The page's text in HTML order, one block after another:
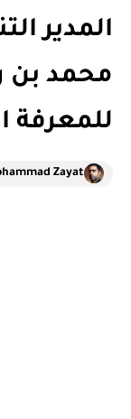
المدير
محمد بن
للمعرفة
Zayat